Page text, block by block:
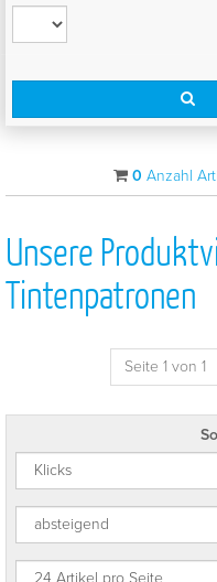
0 Anzahl
Unsere
Tintenpatronen
Seite 1 von 1